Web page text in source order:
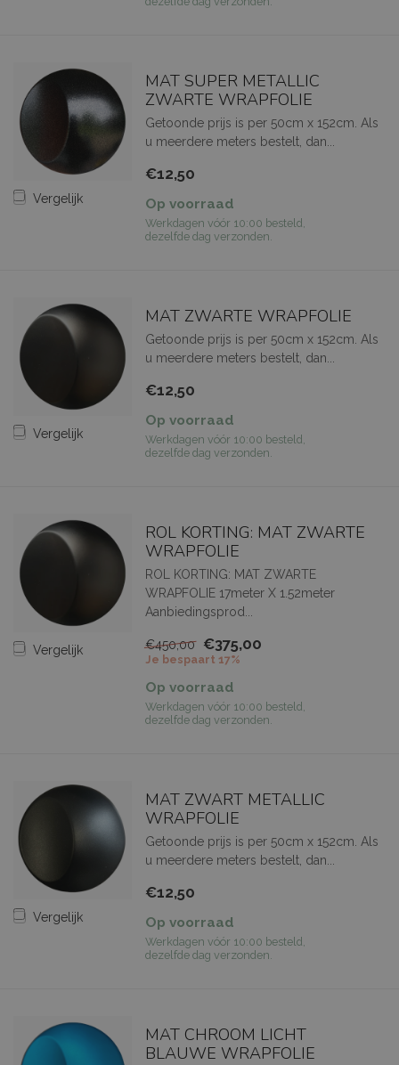
Vergelijk
MAT SUPER METALLIC
ZWARTE WRAPFOLIE
Getoonde prijs is per 50cm x 152cm. Als
u meerdere meters bestelt, dan...
€12,50
Op voorraad
Werkdagen vóór 10:00 besteld,
dezelfde dag verzonden.
Vergelijk
MAT ZWARTE WRAPFOLIE
Getoonde prijs is per 50cm x 152cm. Als
u meerdere meters bestelt, dan...
€12,50
Op voorraad
Werkdagen vóór 10:00 besteld,
dezelfde dag verzonden.
Vergelijk
ROL KORTING: MAT ZWARTE
WRAPFOLIE
ROL KORTING: MAT ZWARTE
WRAPFOLIE 17meter X 1.52meter
Aanbiedingsprod...
€450,00 €375,00
Je bespaart 17%
Op voorraad
Werkdagen vóór 10:00 besteld,
dezelfde dag verzonden.
Vergelijk
MAT ZWART METALLIC
WRAPFOLIE
Getoonde prijs is per 50cm x 152cm. Als
u meerdere meters bestelt, dan...
€12,50
Op voorraad
Werkdagen vóór 10:00 besteld,
dezelfde dag verzonden.
MAT CHROOM LICHT
BLAUWE WRAPFOLIE